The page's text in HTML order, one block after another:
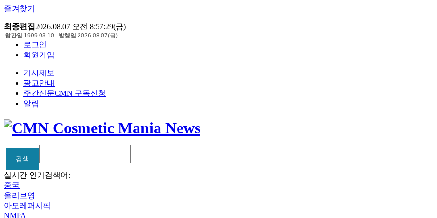
즐겨찾기
최종편집2026.08.07 오전 8:57:29(금)
로그인
회원가입
기사제보
광고안내
주간신문CMN 구독신청
알림
창간일 1999.03.10 발행일 2026.08.07(금)
검색
검색
실시간 인기검색어:
중국
올리브영
아모레퍼시픽
NMPA